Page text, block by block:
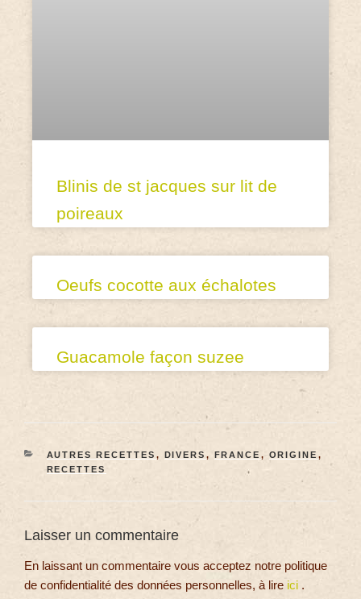
Blinis de st jacques sur lit de
poireaux
Oeufs cocotte aux échalotes
Guacamole façon suzee
AUTRES RECETTES , DIVERS , FRANCE , ORIGINE ,
RECETTES
Laisser un commentaire
En laissant un commentaire vous acceptez notre politique
de confidentialité des données personnelles, à lire ici .